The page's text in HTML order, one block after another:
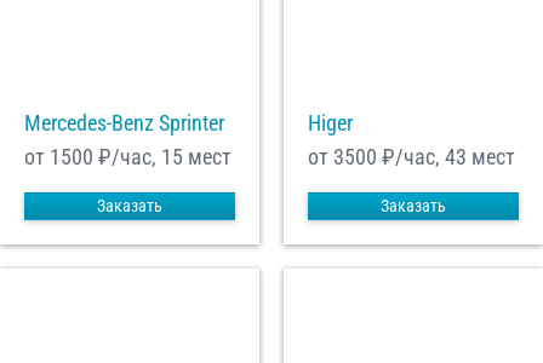
Mercedes-Benz Sprinter
от 1500 ₽/час, 15 мест
Заказать
Higer
от 3500 ₽/час, 43 мест
Заказать